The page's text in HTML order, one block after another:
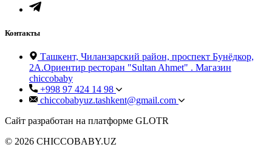
Контакты
Ташкент, Чиланзарский район, проспект Бунёдкор,
2А.Ориентир ресторан "Sultan Ahmet" . Магазин
chiccobaby
+998 97 424 14 98
chiccobabyuz.tashkent@gmail.com
Сайт разработан на платформе GLOTR
© 2026 CHICCOBABY.UZ